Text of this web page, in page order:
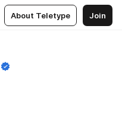
About Teletype Join